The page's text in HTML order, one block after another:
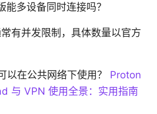
多设备同时连接吗？
有并发限制，具体数量以官方
以在公共网络下使用？ Proton
与 VPN 使用全景：实用指南